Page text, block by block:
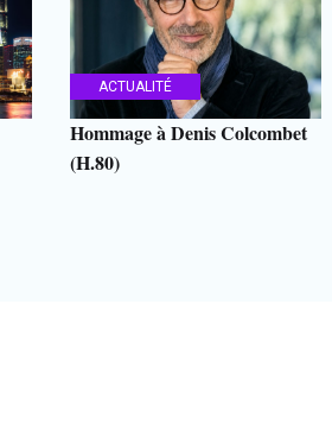
ACTUALITÉ
Hommage à Denis Colcombet
(H.80)